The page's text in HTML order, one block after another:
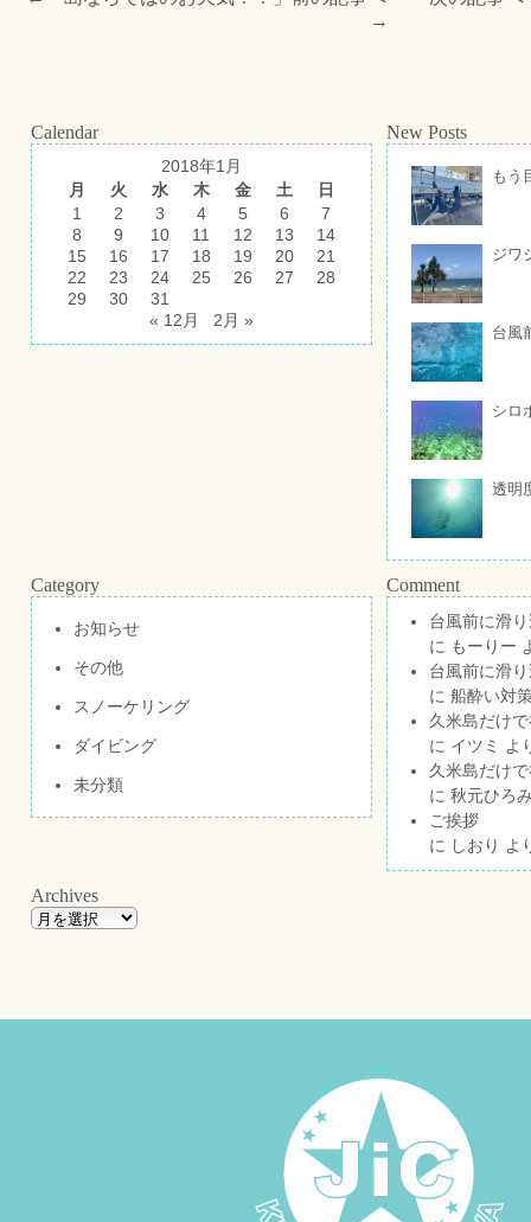
→
Calendar
2018年1月
月
火 水 木 金 土
日
1
2 3 4 5 6
7
8
9 10 11 12 13
14
15
16 17 18 19 20
21
22
23 24 25 26 27
28
29
30
31
« 12月
2月 »
New Posts
もう
ジワ
台風
シロ
透明
Category
お知らせ
その他
スノーケリング
ダイビング
未分類
Comment
台風前に滑
に もーりー
台風前に滑
に 船酔い対
久米島だけ
に イツミ
よ
久米島だけ
に 秋元ひろ
ご挨拶
に しおり よ
Archives